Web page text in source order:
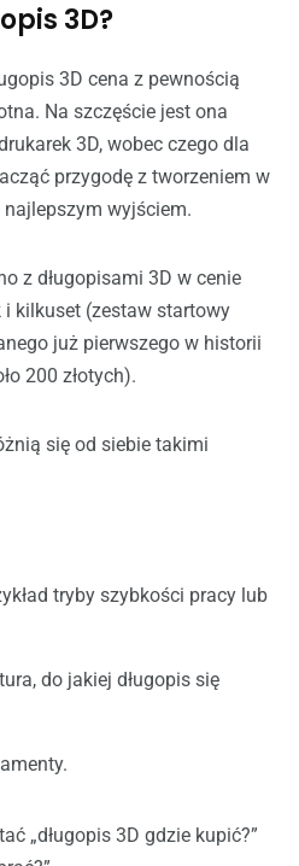
3D?
3D cena z pewnością
Na szczęście jest ona
3D, wobec czego dla
przygodę z tworzeniem w
najlepszym wyjściem.
z długopisami 3D w cenie
i kilkuset (zestaw startowy
już pierwszego w historii
200 złotych).
się od siebie takimi
tryby szybkości pracy lub
do jakiej długopis się
„długopis 3D gdzie kupić?”